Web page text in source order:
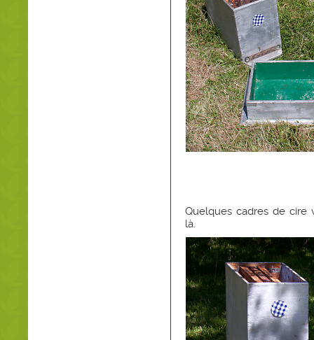
Quelques cadres de cire
là.